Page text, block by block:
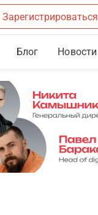
Зарегистрироваться
Блог Новости